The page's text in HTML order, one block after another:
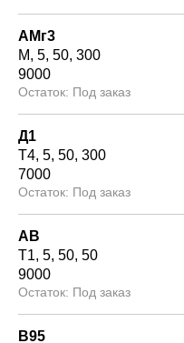
АМг3
М 5 50 300
9000
Под заказ
Д1
Т4 5 50 300
7000
Под заказ
АВ
Т1 5 50 50
9000
Под заказ
В95